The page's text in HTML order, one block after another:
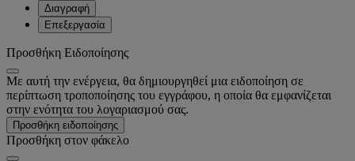
Διαγραφή
Επεξεργασία
Προσθήκη Ειδοποίησης
Με αυτή την ενέργεια, θα δημιουργηθεί μια ειδοποίηση σε
περίπτωση τροποποίησης του εγγράφου, η οποία θα εμφανίζεται
στην ενότητα του λογαριασμού σας.
Προσθήκη ειδοποίησης
Προσθήκη στον φάκελο